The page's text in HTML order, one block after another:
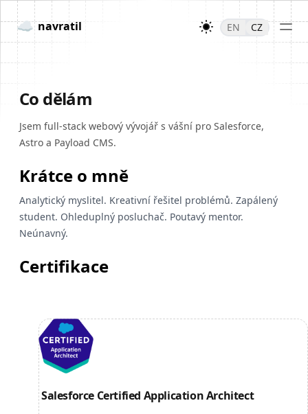
☁ navratil EN CZ
Co dělám
Jsem full-stack webový vývojář s vášní pro Salesforce,
Astro a Payload CMS.
Krátce o mně
Analytický myslitel. Kreativní řešitel problémů. Zapálený
student. Ohleduplný posluchač. Poutavý mentor.
Neúnavný.
Certifikace
Salesforce Certified Application Architect